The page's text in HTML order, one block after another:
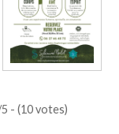
: un chemin de
- (10 votes)